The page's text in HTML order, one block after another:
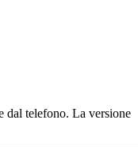
dal telefono. La versione